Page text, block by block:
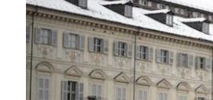
Internet
Scienza
Cultura
Economia